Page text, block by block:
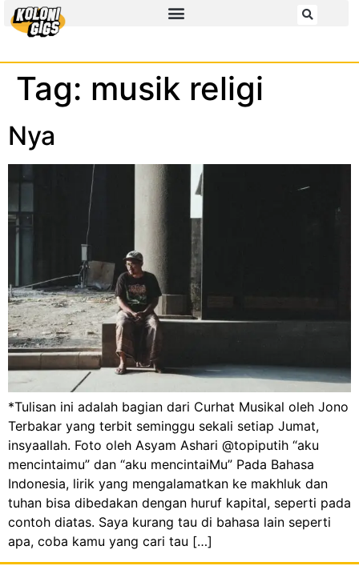
Tag: musik religi
Nya
*Tulisan ini adalah bagian dari Curhat Musikal oleh Jono
Terbakar yang terbit seminggu sekali setiap Jumat,
insyaallah. Foto oleh Asyam Ashari @topiputih “aku
mencintaimu” dan “aku mencintaiMu” Pada Bahasa
Indonesia, lirik yang mengalamatkan ke makhluk dan
tuhan bisa dibedakan dengan huruf kapital, seperti pada
contoh diatas. Saya kurang tau di bahasa lain seperti
apa, coba kamu yang cari tau […]